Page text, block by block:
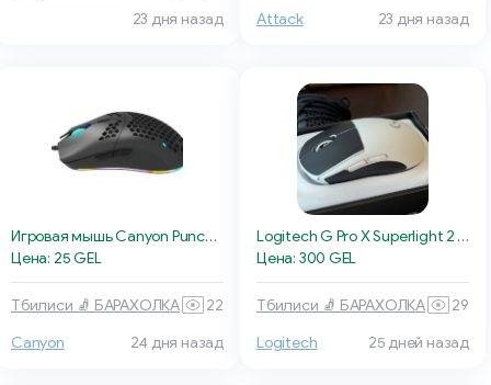
23 дня назад
Attack 23 дня назад
Игровая мышь Canyon Puncher GM-11
Цена: 25 GEL
Тбилиси 🧦 БАРАХОЛКА 22
Canyon 24 дня назад
Logitech G Pro X Superlight 2 White
Цена: 300 GEL
Тбилиси 🧦 БАРАХОЛКА 29
Logitech 25 дней назад